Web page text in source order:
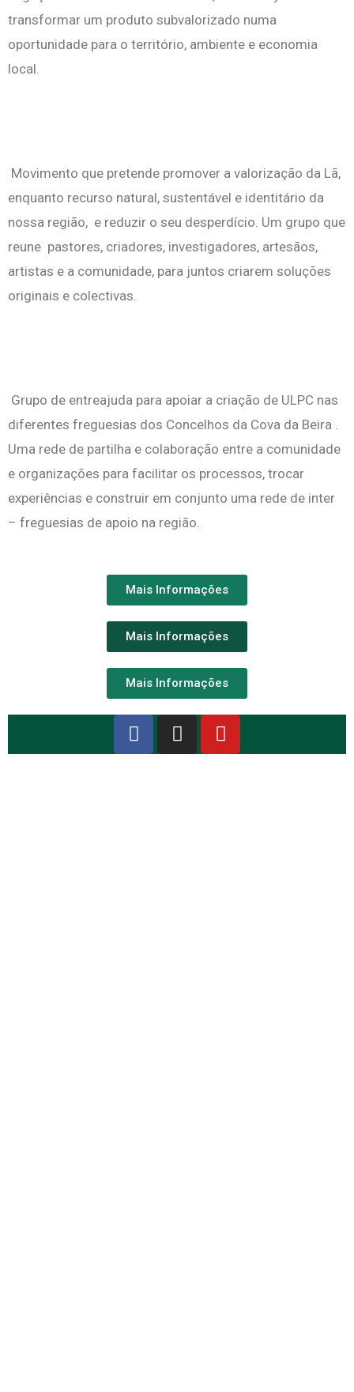
transformar um produto subvalorizado numa
oportunidade para o território, ambiente e economia
local.
Movimento que pretende promover a valorização da Lã,
enquanto recurso natural, sustentável e identitário da
nossa região, e reduzir o seu desperdício. Um grupo que
reune pastores, criadores, investigadores, artesãos,
artistas e a comunidade, para juntos criarem soluções
originais e colectivas.
Grupo de entreajuda para apoiar a criação de ULPC nas
diferentes freguesias dos Concelhos da Cova da Beira .
Uma rede de partilha e colaboração entre a comunidade
e organizações para facilitar os processos, trocar
experiências e construir em conjunto uma rede de inter
– freguesias de apoio na região.
Mais Informações
Mais Informações
Mais Informações